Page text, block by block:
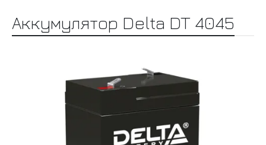
Аккумулятор Delta DT 4045